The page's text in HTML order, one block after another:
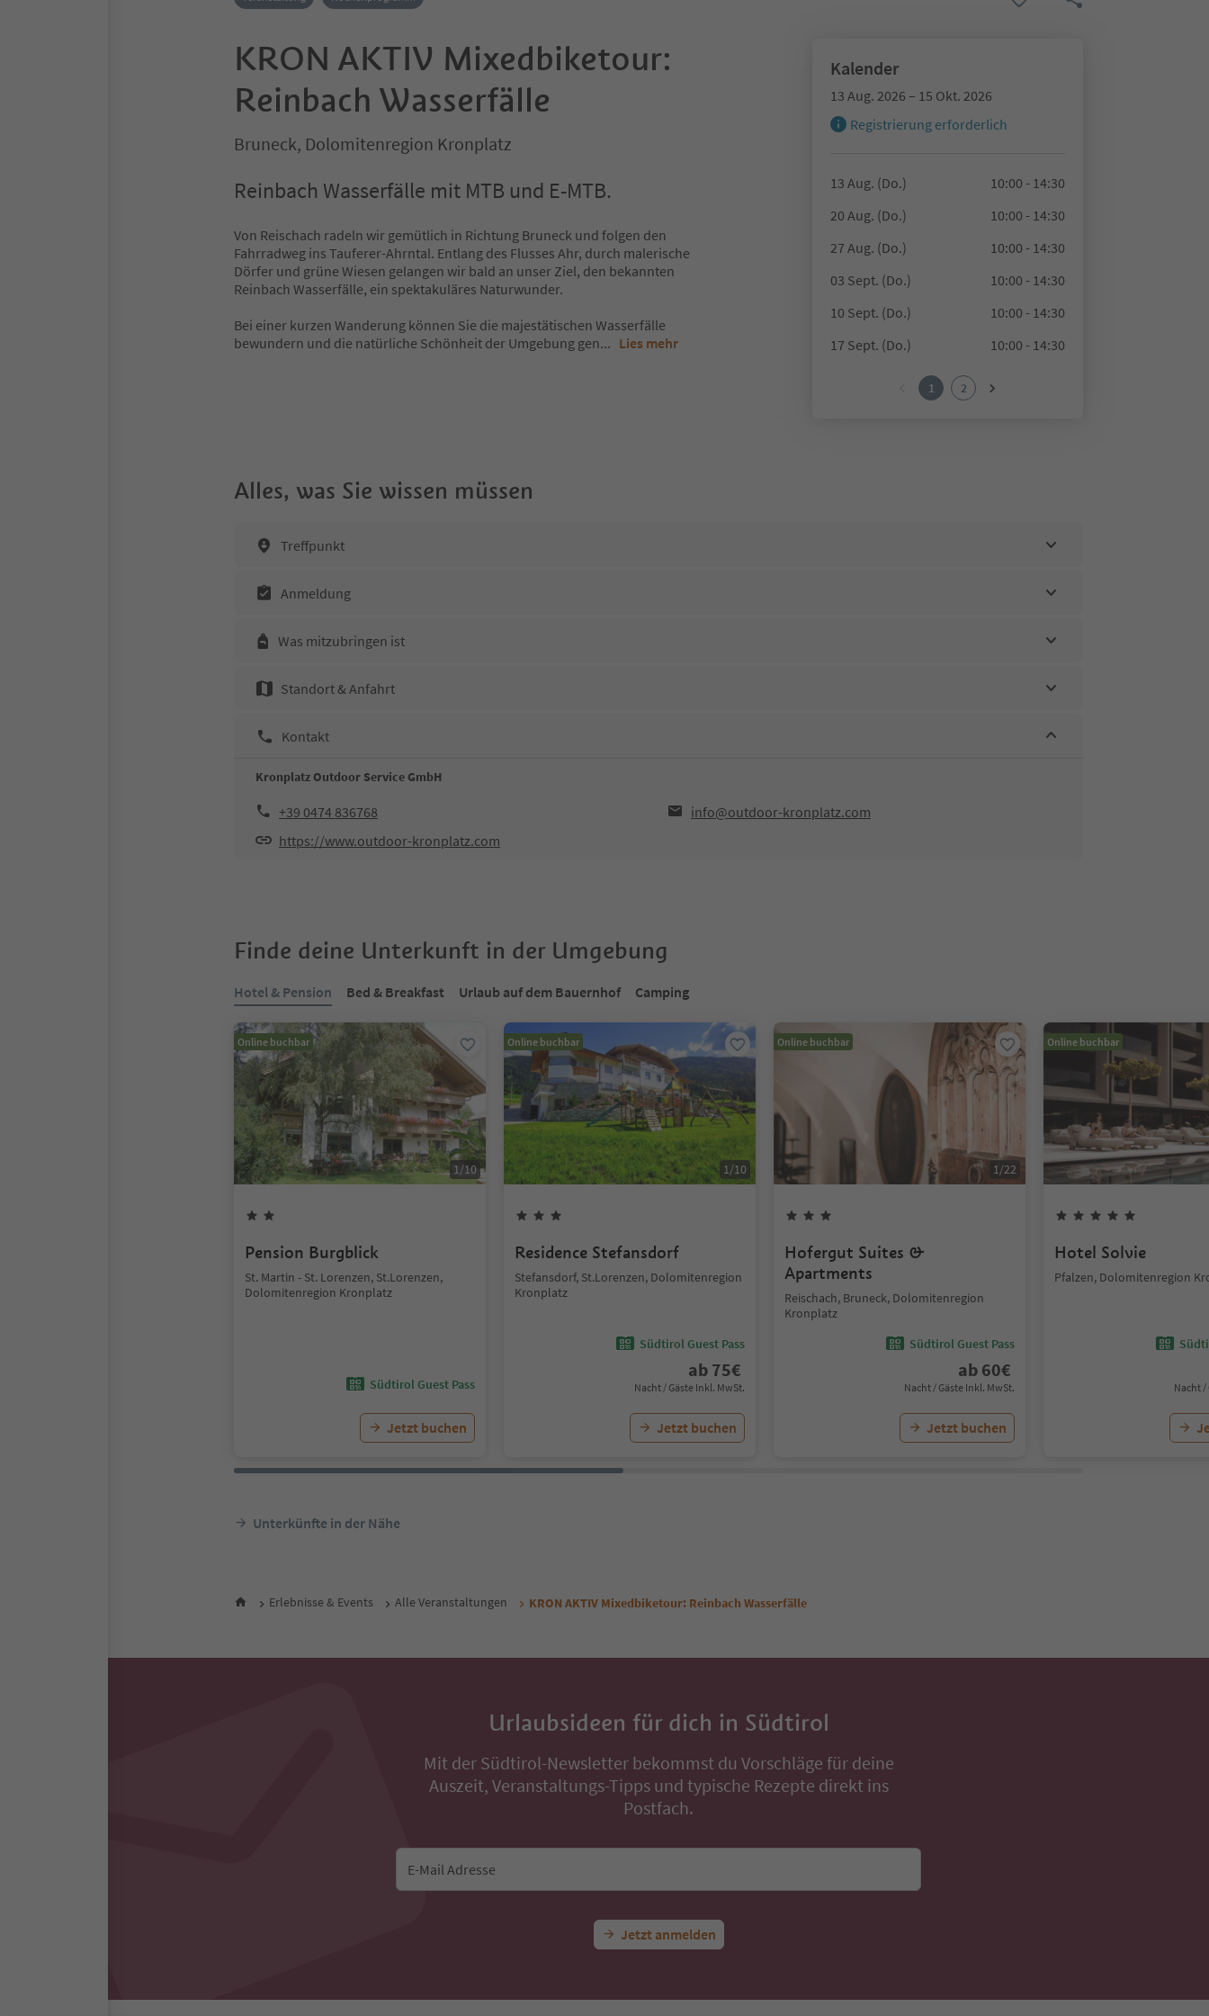
KRON AKTIV Mixedbiketour:
Reinbach Wasserfälle
Bruneck, Dolomitenregion Kronplatz
Reinbach Wasserfälle mit MTB und E-MTB.
Von Reischach radeln wir gemütlich in Richtung Bruneck und folgen den
Fahrradweg ins Tauferer-Ahrntal. Entlang des Flusses Ahr, durch malerische
Dörfer und grüne Wiesen gelangen wir bald an unser Ziel, den bekannten
Reinbach Wasserfälle, ein spektakuläres Naturwunder.
Bei einer kurzen Wanderung können Sie die majestätischen Wasserfälle
bewundern und die natürliche Schönheit der Umgebung gen... Lies mehr
Kalender
13 Aug. 2026 – 15 Okt. 2026
Registrierung erforderlich
13 Aug. (Do.)
10:00 - 14:30
20 Aug. (Do.)
10:00 - 14:30
27 Aug. (Do.)
10:00 - 14:30
03 Sept. (Do.)
10:00 - 14:30
10 Sept. (Do.)
10:00 - 14:30
17 Sept. (Do.)
10:00 - 14:30
1 2
Alles, was Sie wissen müssen
Treffpunkt
Anmeldung
Was mitzubringen ist
Standort & Anfahrt
Kontakt
Kronplatz Outdoor Service GmbH
+39 0474 836768
info@outdoor-kronplatz.com
https://www.outdoor-kronplatz.com
Finde deine Unterkunft in der Umgebung
Hotel & Pension Bed & Breakfast Urlaub auf dem Bauernhof Camping
Online buchbar
1/10
Pension Burgblick
St. Martin - St. Lorenzen, St.Lorenzen,
Dolomitenregion Kronplatz
Südtirol Guest Pass
Jetzt buchen
Online buchbar
1/10
Residence Stefansdorf
Stefansdorf, St.Lorenzen, Dolomitenregion
Kronplatz
Südtirol Guest Pass
ab 75€
Nacht / Gäste Inkl. MwSt.
Jetzt buchen
Online buchbar
1/22
Hofergut Suites &
Apartments
Reischach, Bruneck, Dolomitenregion
Kronplatz
Südtirol Guest Pass
ab 60€
Nacht / Gäste Inkl. MwSt.
Jetzt buchen
Online buchbar
Hotel Solvie
Pfalzen, Dolomitenregion
Nacht /
Unterkünfte in der Nähe
Erlebnisse & Events Alle Veranstaltungen KRON AKTIV Mixedbiketour: Reinbach Wasserfälle
Urlaubsideen für dich in Südtirol
Mit der Südtirol-Newsletter bekommst du Vorschläge für deine
Auszeit, Veranstaltungs-Tipps und typische Rezepte direkt ins
Postfach.
E-Mail Adresse
Jetzt anmelden